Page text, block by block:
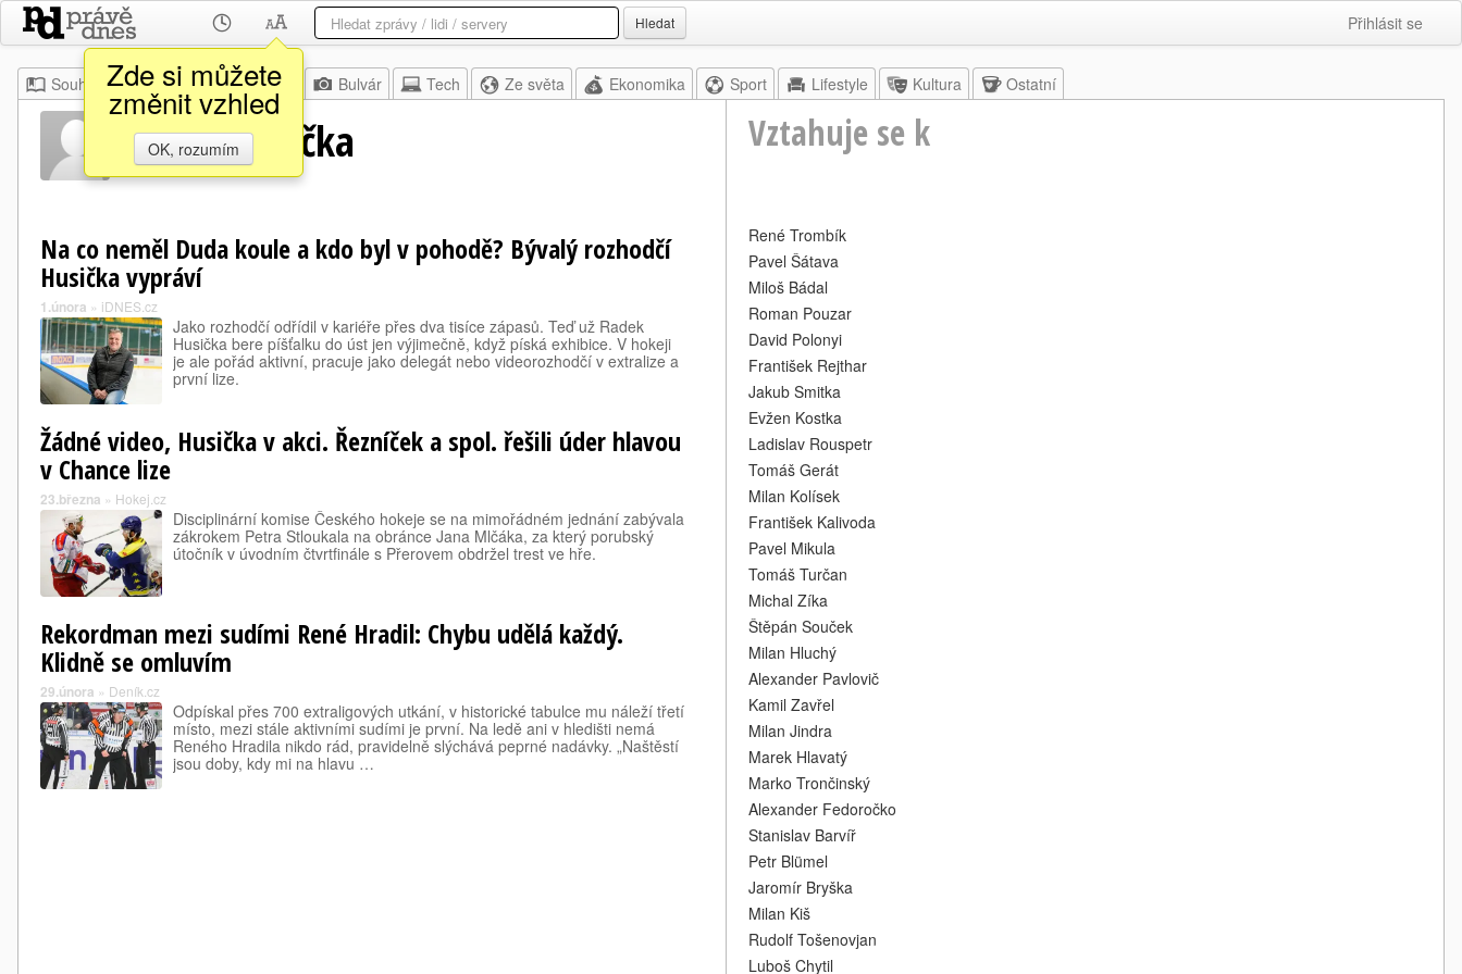
Zde si můžete
změnit vzhled
OK, rozumím
Hledat Přihlásit se
Souhrn Moje Z domova Bulvár Tech Ze světa Ekonomika Sport Lifestyle Kultura Ostatní
Radek Husička Vztahuje se k
Na co neměl Duda koule a kdo byl v pohodě? Bývalý rozhodčí
Husička vypráví
1.února » iDNES.cz
Jako rozhodčí odřídil v kariéře přes dva tisíce zápasů. Teď už Radek
Husička bere píšťalku do úst jen výjimečně, když píská exhibice. V hokeji
je ale pořád aktivní, pracuje jako delegát nebo videorozhodčí v extralize a
první lize.
Žádné video, Husička v akci. Řezníček a spol. řešili úder hlavou
v Chance lize
23.března » Hokej.cz
Disciplinární komise Českého hokeje se na mimořádném jednání zabývala
zákrokem Petra Stloukala na obránce Jana Mlčáka, za který porubský
útočník v úvodním čtvrtfinále s Přerovem obdržel trest ve hře.
Rekordman mezi sudími René Hradil: Chybu udělá každý.
Klidně se omluvím
29.února » Deník.cz
Odpískal přes 700 extraligových utkání, v historické tabulce mu náleží třetí
místo, mezi stále aktivními sudími je první. Na ledě ani v hledišti nemá
Reného Hradila nikdo rád, pravidelně slýchává peprné nadávky. „Naštěstí
jsou doby, kdy mi na hlavu …
René Trombík
Pavel Šátava
Miloš Bádal
Roman Pouzar
David Polonyi
František Rejthar
Jakub Smitka
Evžen Kostka
Ladislav Rouspetr
Tomáš Gerát
Milan Kolísek
František Kalivoda
Pavel Mikula
Tomáš Turčan
Michal Zíka
Štěpán Souček
Milan Hluchý
Alexander Pavlovič
Kamil Zavřel
Milan Jindra
Marek Hlavatý
Marko Trončinský
Alexander Fedoročko
Stanislav Barvíř
Petr Blümel
Jaromír Bryška
Milan Kiš
Rudolf Tošenovjan
Luboš Chytil